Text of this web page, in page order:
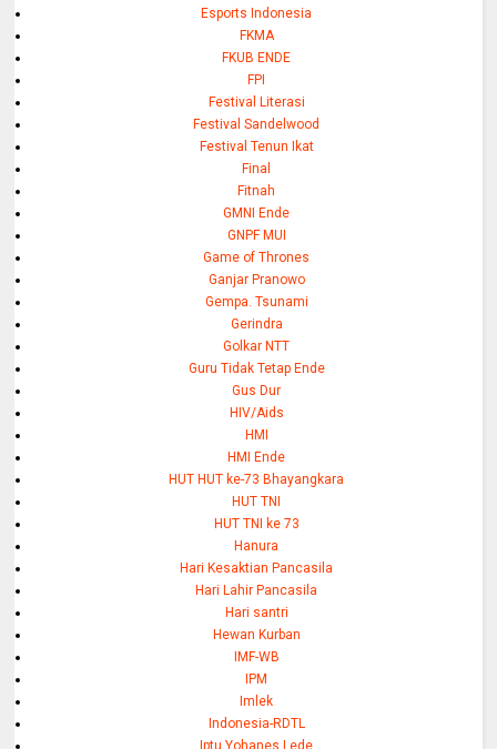
Esports Indonesia
FKMA
FKUB ENDE
FPI
Festival Literasi
Festival Sandelwood
Festival Tenun Ikat
Final
Fitnah
GMNI Ende
GNPF MUI
Game of Thrones
Ganjar Pranowo
Gempa. Tsunami
Gerindra
Golkar NTT
Guru Tidak Tetap Ende
Gus Dur
HIV/Aids
HMI
HMI Ende
HUT HUT ke-73 Bhayangkara
HUT TNI
HUT TNI ke 73
Hanura
Hari Kesaktian Pancasila
Hari Lahir Pancasila
Hari santri
Hewan Kurban
IMF-WB
IPM
Imlek
Indonesia-RDTL
Iptu Yohanes Lede